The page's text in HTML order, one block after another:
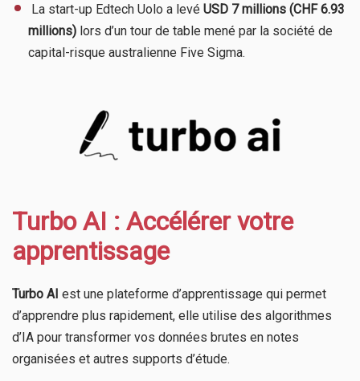
​ La start-up Edtech Uolo a levé USD 7 millions (CHF 6.93
millions) lors d’un tour de table mené par la société de
capital-risque australienne Five Sigma.
Turbo AI : Accélérer votre
apprentissage
Turbo AI est une plateforme d’apprentissage qui permet
d’apprendre plus rapidement, elle utilise des algorithmes
d’IA pour transformer vos données brutes en notes
organisées et autres supports d’étude.